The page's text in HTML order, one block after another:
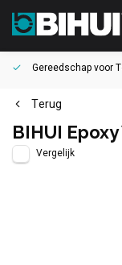
Gereedschap voor
Terug
BIHUI
Vergelijk